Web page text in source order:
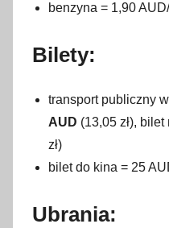
benzyna = 1,90
Bilety:
transport publiczny
AUD (13,05 zł),
zł)
bilet do kina = 25
Ubrania: